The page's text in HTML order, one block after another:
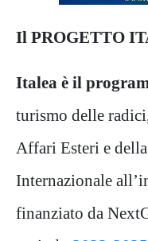
Il PROGETTO
Italea è il
turismo delle
Affari Esteri e
Internazionale
finanziato da